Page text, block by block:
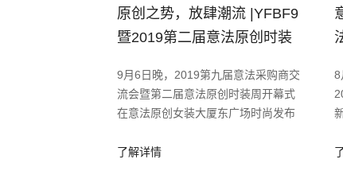
原创之势，放肆潮流 |YFBF9
暨2019第二届意法原创时装
9月6日晚，2019第九届意法采购商交
流会暨第二届意法原创时装周开幕式
在意法原创女装大厦东广场时尚发布
原创女装大厦、意法服饰城的领导，
了解详情
8